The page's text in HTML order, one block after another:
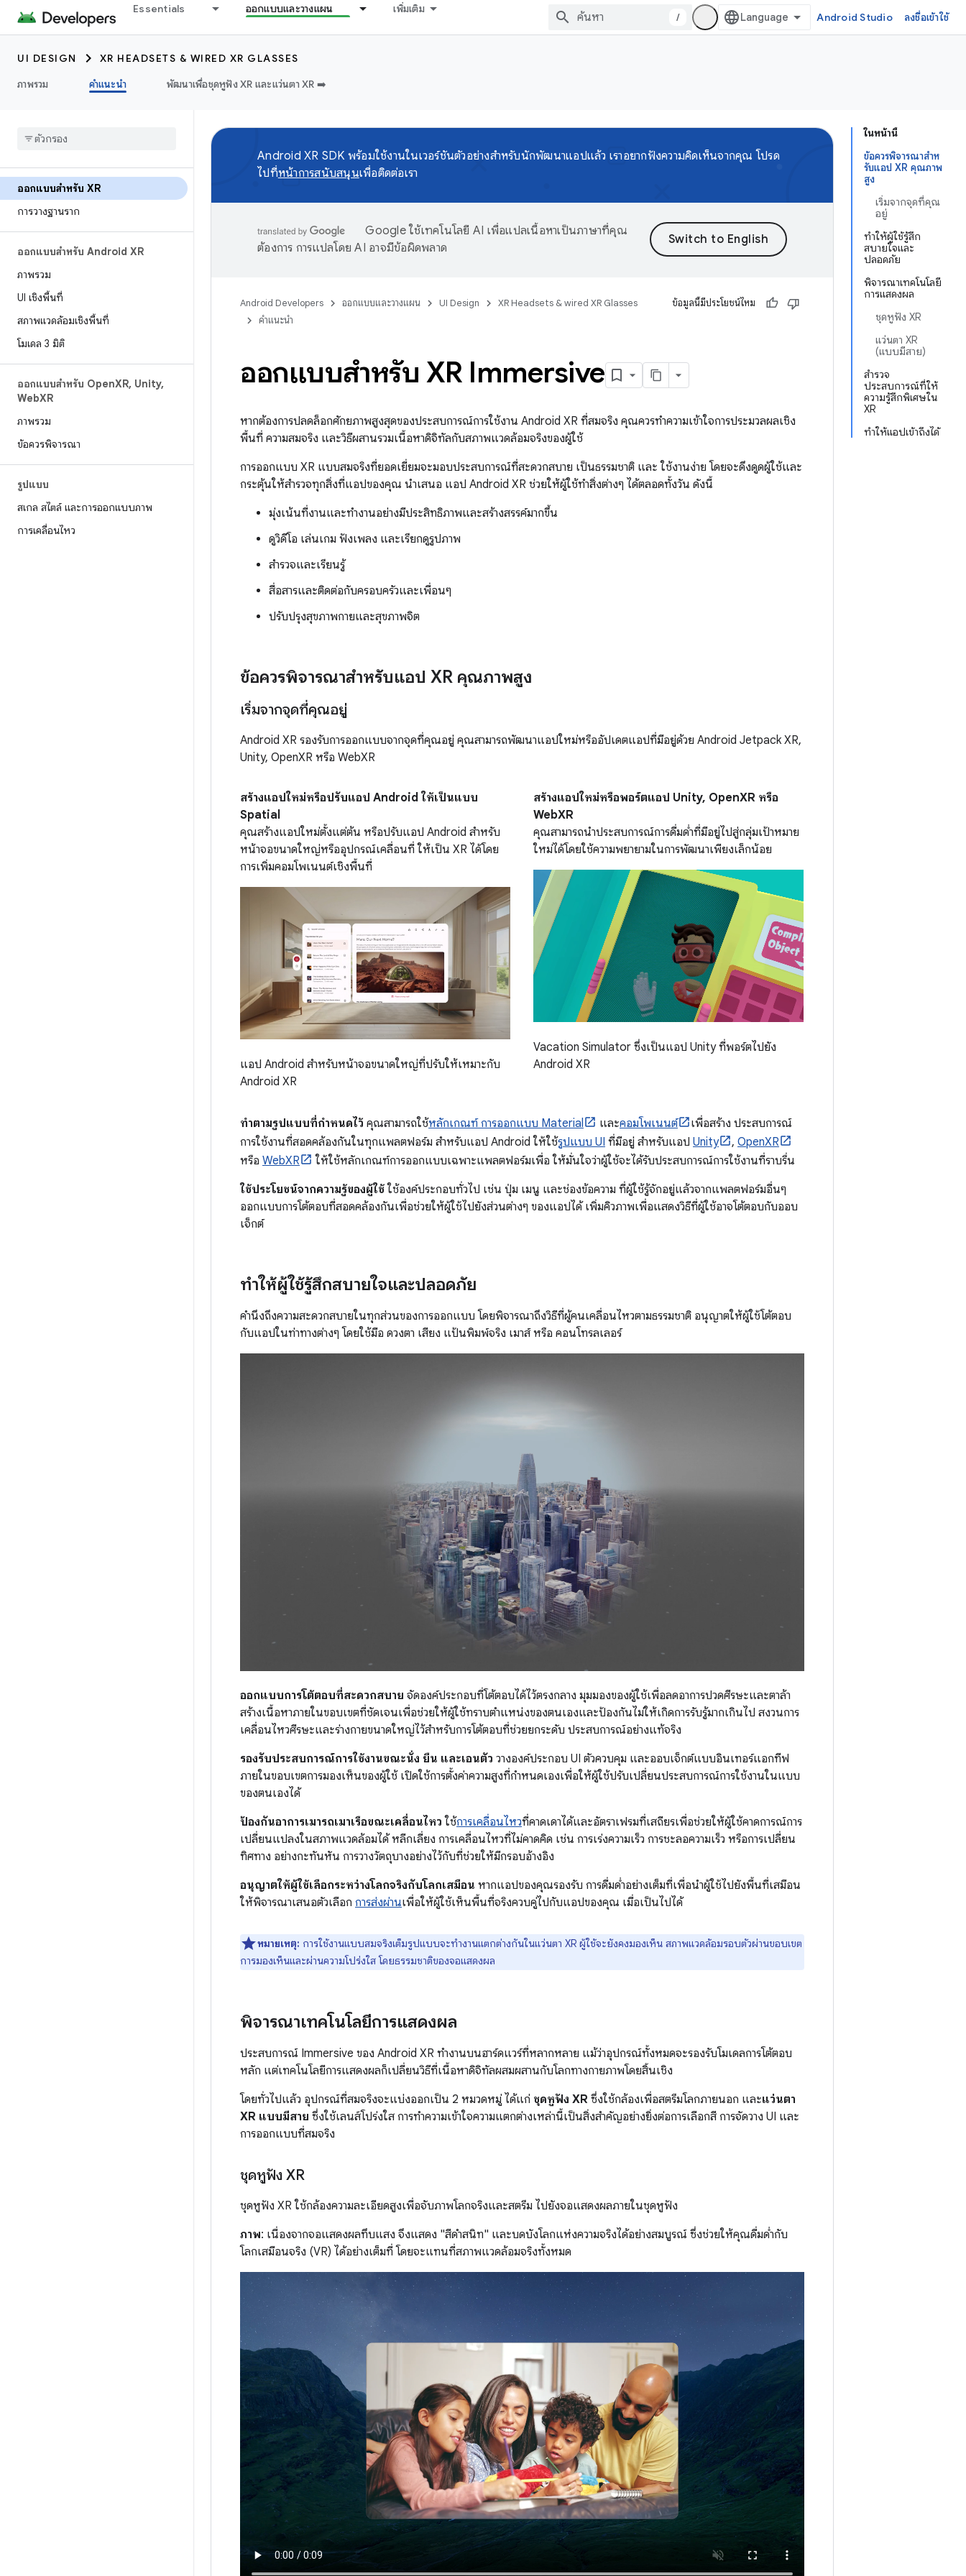
Essentials ออกแบบและวางแผน เพิ่มเติม
/ Android Studio ลงชื่อเข้าใช้
UI DESIGN
XR HEADSETS & WIRED XR GLASSES
ภาพรวม
คำแนะนำ พัฒนาเพื่อชุดหูฟัง XR และแว่นตา XR ➡️
ออกแบบสำหรับ XR
การวางฐานราก
ออกแบบสำหรับ Android XR
ภาพรวม
UI เชิงพื้นที่
สภาพแวดล้อมเชิงพื้นที่
โมเดล 3 มิติ
ออกแบบสำหรับ OpenXR, Unity,
WebXR
ภาพรวม
ข้อควรพิจารณา
รูปแบบ
สเกล สไตล์ และการออกแบบภาพ
การเคลื่อนไหว
ในหน้านี้
ข้อควรพิจารณาสําห
รับแอป XR คุณภาพ
สูง
เริ่มจากจุดที่คุณ
อยู่
ทำให้ผู้ใช้รู้สึก
สบายใจและ
ปลอดภัย
พิจารณาเทคโนโลยี
การแสดงผล
ชุดหูฟัง XR
แว่นตา XR
(แบบมีสาย)
สำรวจ
ประสบการณ์ที่ให้
ความรู้สึกพิเศษใน
XR
ทำให้แอปเข้าถึงได้
Android XR SDK พร้อมใช้งานในเวอร์ชันตัวอย่างสำหรับนักพัฒนาแอปแล้ว เราอยากฟังความคิดเห็นจากคุณ โปรด
ไปที่หน้าการสนับสนุนเพื่อติดต่อเรา
Google ใช้เทคโนโลยี AI เพื่อแปลเนื้อหาเป็นภาษาที่คุณ
ต้องการ การแปลโดย AI อาจมีข้อผิดพลาด
Android Developers ออกแบบและวางแผน UI Design
XR Headsets & wired XR Glasses
คำแนะนำ
ข้อมูลนี้มีประโยชน์ไหม
ออกแบบสำหรับ XR Immersive
หากต้องการปลดล็อกศักยภาพสูงสุดของประสบการณ์การใช้งาน Android XR ที่สมจริง คุณควรทำความเข้าใจการประมวลผลเชิง
พื้นที่ ความสมจริง และวิธีผสานรวมเนื้อหาดิจิทัลกับสภาพแวดล้อมจริงของผู้ใช้
การออกแบบ XR แบบสมจริงที่ยอดเยี่ยมจะมอบประสบการณ์ที่สะดวกสบาย เป็นธรรมชาติ และ ใช้งานง่าย โดยจะดึงดูดผู้ใช้และ
กระตุ้นให้สำรวจทุกสิ่งที่แอปของคุณ นำเสนอ แอป Android XR ช่วยให้ผู้ใช้ทำสิ่งต่างๆ ได้ตลอดทั้งวัน ดังนี้
มุ่งเน้นที่งานและทำงานอย่างมีประสิทธิภาพและสร้างสรรค์มากขึ้น
ดูวิดีโอ เล่นเกม ฟังเพลง และเรียกดูรูปภาพ
สำรวจและเรียนรู้
สื่อสารและติดต่อกับครอบครัวและเพื่อนๆ
ปรับปรุงสุขภาพกายและสุขภาพจิต
ข้อควรพิจารณาสําหรับแอป XR คุณภาพสูง
เริ่มจากจุดที่คุณอยู่
Android XR รองรับการออกแบบจากจุดที่คุณอยู่ คุณสามารถพัฒนาแอปใหม่หรืออัปเดตแอปที่มีอยู่ด้วย Android Jetpack XR,
Unity, OpenXR หรือ WebXR
สร้างแอปใหม่หรือปรับแอป Android ให้เป็นแบบ
Spatial
คุณสร้างแอปใหม่ตั้งแต่ต้น หรือปรับแอป Android สำหรับ
หน้าจอขนาดใหญ่หรืออุปกรณ์เคลื่อนที่ ให้เป็น XR ได้โดย
การเพิ่มคอมโพเนนต์เชิงพื้นที่
แอป Android สำหรับหน้าจอขนาดใหญ่ที่ปรับให้เหมาะกับ
Android XR
สร้างแอปใหม่หรือพอร์ตแอป Unity, OpenXR หรือ
WebXR
คุณสามารถนำประสบการณ์การดื่มด่ำที่มีอยู่ไปสู่กลุ่มเป้าหมาย
ใหม่ได้โดยใช้ความพยายามในการพัฒนาเพียงเล็กน้อย
Vacation Simulator ซึ่งเป็นแอป Unity ที่พอร์ตไปยัง
Android XR
ทำตามรูปแบบที่กำหนดไว้ คุณสามารถใช้หลักเกณฑ์ การออกแบบ Material และคอมโพเนนต์
เพื่อสร้าง ประสบการณ์
การใช้งานที่สอดคล้องกันในทุกแพลตฟอร์ม สำหรับแอป Android ให้ใช้รูปแบบ UI ที่มีอยู่ สำหรับแอป Unity , OpenXR
หรือ WebXR
ให้ใช้หลักเกณฑ์การออกแบบเฉพาะแพลตฟอร์มเพื่อ ให้มั่นใจว่าผู้ใช้จะได้รับประสบการณ์การใช้งานที่ราบรื่น
ใช้ประโยชน์จากความรู้ของผู้ใช้ใช้องค์ประกอบทั่วไป เช่น ปุ่ม เมนู และช่องข้อความ ที่ผู้ใช้รู้จักอยู่แล้วจากแพลตฟอร์มอื่นๆ
ออกแบบการโต้ตอบที่สอดคล้องกันเพื่อช่วยให้ผู้ใช้ไปยังส่วนต่างๆ ของแอปได้ เพิ่มคิวภาพเพื่อแสดงวิธีที่ผู้ใช้อาจโต้ตอบกับออบ
เจ็กต์
ทำให้ผู้ใช้รู้สึกสบายใจและปลอดภัย
คำนึงถึงความสะดวกสบายในทุกส่วนของการออกแบบ โดยพิจารณาถึงวิธีที่ผู้คนเคลื่อนไหวตามธรรมชาติ อนุญาตให้ผู้ใช้โต้ตอบ
กับแอปในท่าทางต่างๆ โดยใช้มือ ดวงตา เสียง แป้นพิมพ์จริง เมาส์ หรือ คอนโทรลเลอร์
ออกแบบการโต้ตอบที่สะดวกสบาย จัดองค์ประกอบที่โต้ตอบได้ไว้ตรงกลาง มุมมองของผู้ใช้เพื่อลดอาการปวดศีรษะและตาล้า
สร้างเนื้อหาภายในขอบเขตที่ชัดเจนเพื่อช่วยให้ผู้ใช้ทราบตำแหน่งของตนเองและป้องกันไม่ให้เกิดการรับรู้มากเกินไป สงวนการ
เคลื่อนไหวศีรษะและร่างกายขนาดใหญ่ไว้สำหรับการโต้ตอบที่ช่วยยกระดับ ประสบการณ์อย่างแท้จริง
รองรับประสบการณ์การใช้งานขณะนั่ง ยืน และเอนตัว วางองค์ประกอบ UI ตัวควบคุม และออบเจ็กต์แบบอินเทอร์แอกทีฟ
ภายในขอบเขตการมองเห็นของผู้ใช้ เปิดใช้การตั้งค่าความสูงที่กำหนดเองเพื่อให้ผู้ใช้ปรับเปลี่ยนประสบการณ์การใช้งานในแบบ
ของตนเองได้
ป้องกันอาการเมารถเมาเรือขณะเคลื่อนไหว ใช้การเคลื่อนไหวที่คาดเดาได้และอัตราเฟรมที่เสถียรเพื่อช่วยให้ผู้ใช้คาดการณ์การ
เปลี่ยนแปลงในสภาพแวดล้อมได้ หลีกเลี่ยง การเคลื่อนไหวที่ไม่คาดคิด เช่น การเร่งความเร็ว การชะลอความเร็ว หรือการเปลี่ยน
ทิศทาง อย่างกะทันหัน การวางวัตถุบางอย่างไว้กับที่ช่วยให้มีกรอบอ้างอิง
อนุญาตให้ผู้ใช้เลือกระหว่างโลกจริงกับโลกเสมือน หากแอปของคุณรองรับ การดื่มด่ำอย่างเต็มที่เพื่อนำผู้ใช้ไปยังพื้นที่เสมือน
ให้พิจารณาเสนอตัวเลือก การส่งผ่านเพื่อให้ผู้ใช้เห็นพื้นที่จริงควบคู่ไปกับแอปของคุณ เมื่อเป็นไปได้
หมายเหตุ: การใช้งานแบบสมจริงเต็มรูปแบบจะทำงานแตกต่างกันในแว่นตา XR ผู้ใช้จะยังคงมองเห็น สภาพแวดล้อมรอบตัวผ่านขอบเขต
การมองเห็นและผ่านความโปร่งใส โดยธรรมชาติของจอแสดงผล
พิจารณาเทคโนโลยีการแสดงผล
ประสบการณ์ Immersive ของ Android XR ทำงานบนฮาร์ดแวร์ที่หลากหลาย แม้ว่าอุปกรณ์ทั้งหมดจะรองรับโมเดลการโต้ตอบ
หลัก แต่เทคโนโลยีการแสดงผลก็เปลี่ยนวิธีที่เนื้อหาดิจิทัลผสมผสานกับโลกทางกายภาพโดยสิ้นเชิง
โดยทั่วไปแล้ว อุปกรณ์ที่สมจริงจะแบ่งออกเป็น 2 หมวดหมู่ ได้แก่ ชุดหูฟัง XR ซึ่งใช้กล้องเพื่อสตรีมโลกภายนอก และแว่นตา
XR แบบมีสาย ซึ่งใช้เลนส์โปร่งใส การทำความเข้าใจความแตกต่างเหล่านี้เป็นสิ่งสำคัญอย่างยิ่งต่อการเลือกสี การจัดวาง UI และ
การออกแบบที่สมจริง
ชุดหูฟัง XR
ชุดหูฟัง XR ใช้กล้องความละเอียดสูงเพื่อจับภาพโลกจริงและสตรีม ไปยังจอแสดงผลภายในชุดหูฟัง
ภาพ: เนื่องจากจอแสดงผลทึบแสง จึงแสดง "สีดำสนิท" และบดบังโลกแห่งความจริงได้อย่างสมบูรณ์ ซึ่งช่วยให้คุณดื่มด่ำกับ
โลกเสมือนจริง (VR) ได้อย่างเต็มที่ โดยจะแทนที่สภาพแวดล้อมจริงทั้งหมด